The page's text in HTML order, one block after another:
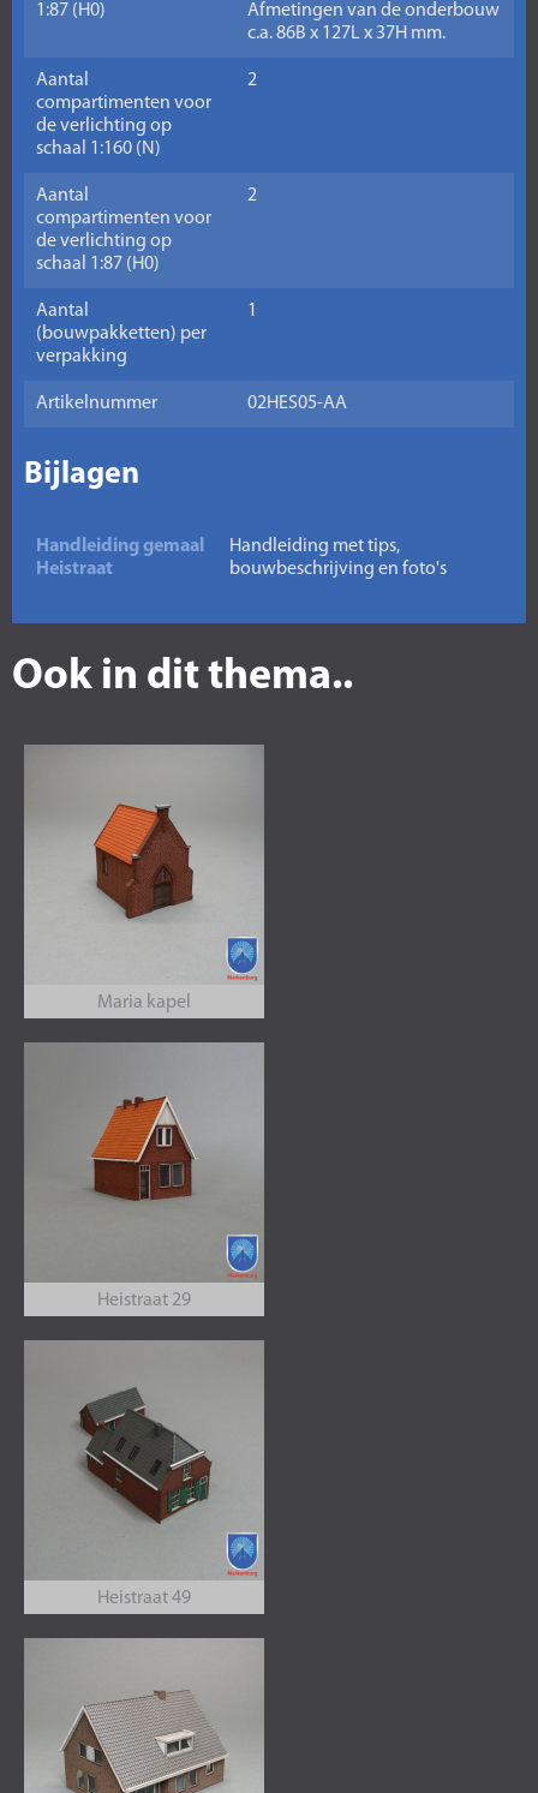
1:87 (H0)
Afmetingen van de onderbouw
c.a. 86B x 127L x 37H mm.
Aantal
compartimenten voor
de verlichting op
schaal 1:160 (N)
2
Aantal
compartimenten voor
de verlichting op
schaal 1:87 (H0)
2
Aantal
(bouwpakketten) per
verpakking
1
Artikelnummer 02HES05-AA
Bijlagen
Handleiding gemaal
Heistraat
Handleiding met tips,
bouwbeschrijving en foto's
Ook in dit thema..
Maria kapel
Heistraat 29
Heistraat 49